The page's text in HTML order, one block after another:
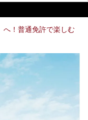
めのスーパー銭湯を、目的
1,000円以下で楽しめる安
もぴったりなエンタメ要素
ンに合わせて参考にしてく
へ！普通免許で楽しむ